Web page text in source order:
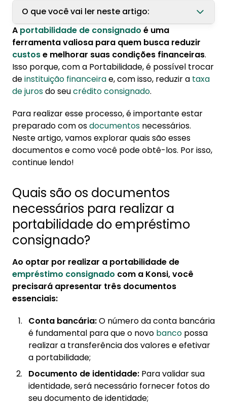
O que você vai ler neste artigo:
1. Quais são os documentos necessários para
realizar a portabilidade do empréstimo
consignado?
2. Como obter os documentos?
A portabilidade de consignado é uma
ferramenta valiosa para quem busca reduzir
custose melhorar suas condições financeiras.
Isso porque, com a Portabilidade, é possível trocar
deinstituição financeirae, com isso, reduzir a taxa
de jurosdo seucrédito consignado.
Para realizar esse processo, é importante estar
preparado com osdocumentos necessários.
Neste artigo, vamos explorar quais são esses
documentos e como você pode obtê-los. Por isso,
continue lendo!
Quais são os documentos
necessários para realizar a
portabilidade do empréstimo
consignado?
Ao optar por realizar a portabilidade de
empréstimo consignado com a Konsi, você
precisará apresentar três documentos
essenciais:
Conta bancária:O número da conta bancária
é fundamental para que o novo banco possa
realizar a transferência dos valores e efetivar
a portabilidade;
Documento de identidade: Para validar sua
identidade, será necessário fornecer fotos do
seu documento de identidade;